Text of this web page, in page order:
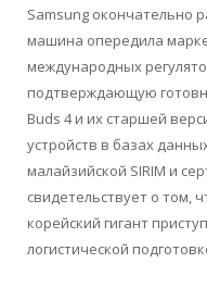
Samsung окончательно
машина опередила
международных
подтверждающую
Buds 4 и их старшей
устройств в базах
малайзийской SIRIM и
свидетельствует о том,
корейский гигант
логистической